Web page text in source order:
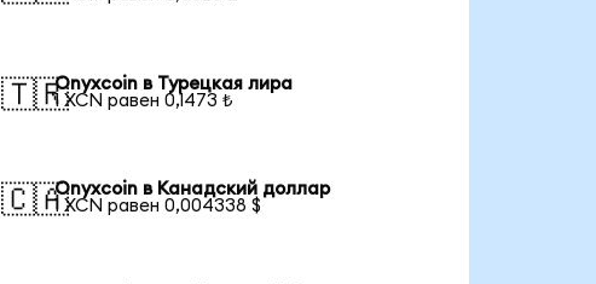
🇹🇷Onyxcoin в Турецкая лира
1 XCN равен 0,1473 ₺
🇨🇦Onyxcoin в Канадский доллар
1 XCN равен 0,004338 $